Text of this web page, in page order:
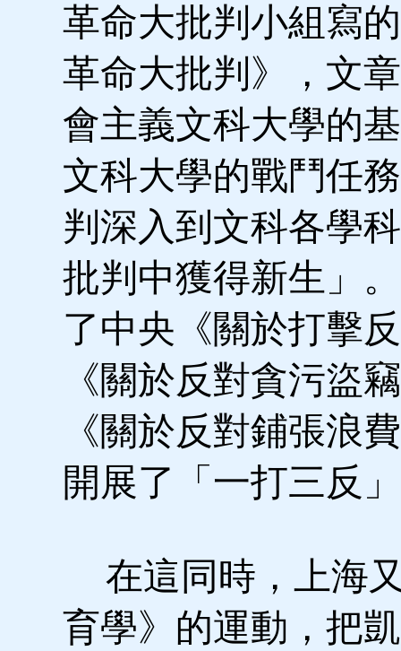
革命大批判小組寫
革命大批判》，文
會主義文科大學的
文科大學的戰鬥任
判深入到文科各學
批判中獲得新生」
了中央《關於打擊
《關於反對貪污盜
《關於反對鋪張浪
開展了「一打三反
在這同時，上海
育學》的運動，把